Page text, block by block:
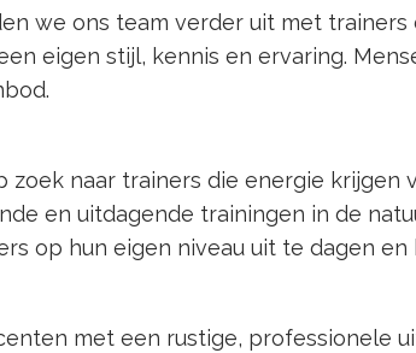
we ons team verder uit met
eigen stijl, kennis en ervaring.
naar trainers die energie krijgen
en uitdagende trainingen in de
op hun eigen niveau uit te dagen
met een rustige, professionele